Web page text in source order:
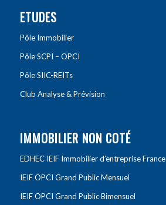
ETUDES
Pôle Immobilier
Pôle SCPI – OPCI
Pôle SIIC-REITs
Club Analyse & Prévision
IMMOBILIER NON COTÉ
EDHEC IEIF Immobilier d’entreprise France
IEIF OPCI Grand Public Mensuel
IEIF OPCI Grand Public Bimensuel